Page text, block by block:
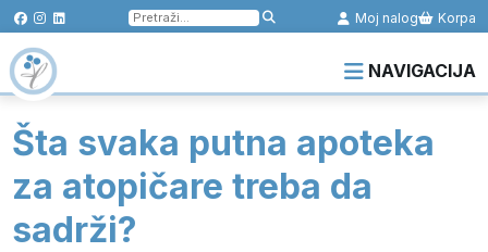
Pretraga
za:
Moj nalog Korpa
NAVIGACIJA
Šta svaka putna apoteka
za atopičare treba da
sadrži?